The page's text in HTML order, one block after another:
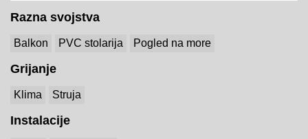
Razna svojstva
Balkon PVC stolarija Pogled na more
Grijanje
Klima Struja
Instalacije